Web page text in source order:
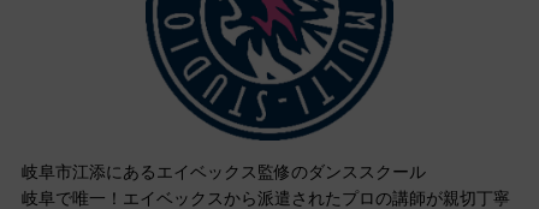
岐阜市江添にあるエイベックス監修のダンススクール
岐阜で唯一！エイベックスから派遣されたプロの講師が親切丁寧